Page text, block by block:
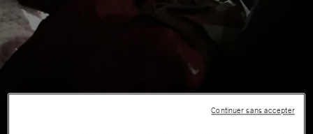
Continuer sans accepter